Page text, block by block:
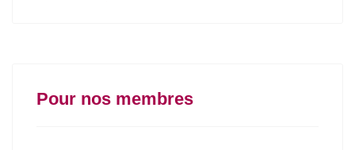
Pour nos membres